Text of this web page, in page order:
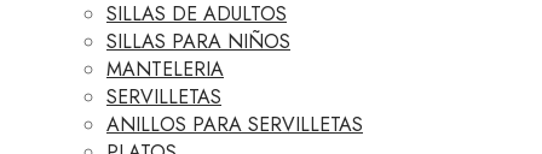
SILLAS DE ADULTOS
SILLAS PARA NIÑOS
MANTELERIA
SERVILLETAS
ANILLOS PARA SERVILLETAS